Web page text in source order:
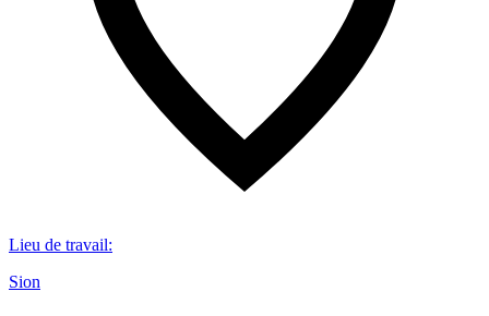
Lieu de travail:
Sion